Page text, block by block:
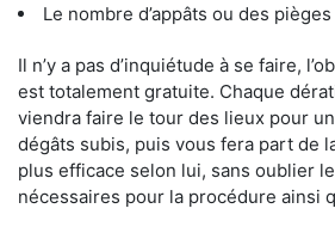
Le nombre d’appâts ou des
Il n’y a pas d’inquiétude à se faire,
est totalement gratuite. Chaque
viendra faire le tour des lieux pour
dégâts subis, puis vous fera part de
plus efficace selon lui, sans oublier
nécessaires pour la procédure ainsi